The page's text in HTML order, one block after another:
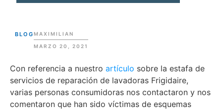
BLOGMAXIMILIAN
MARZO 20, 2021
Con referencia a nuestro artículo sobre la estafa de
servicios de reparación de lavadoras Frigidaire,
varias personas consumidoras nos contactaron y nos
comentaron que han sido víctimas de esquemas